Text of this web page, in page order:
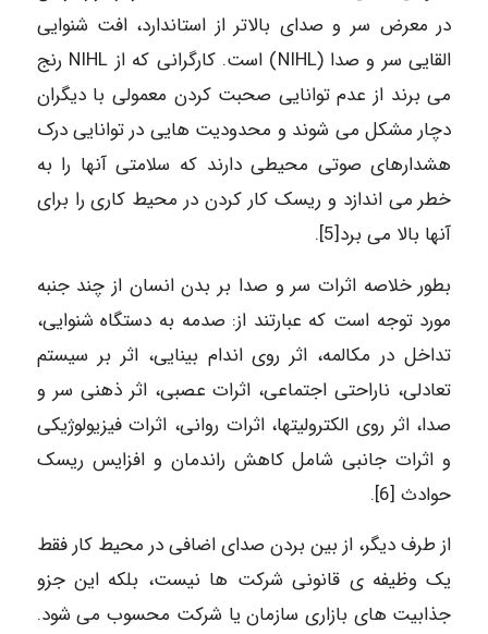
در معرض سر و صدای بالاتر از استاندارد، افت شنوایی
القایی سر و صدا (NIHL) است. کارگرانی که از NIHL رنج
می برند از عدم توانایی صحبت کردن معمولی با دیگران
دچار مشکل می شوند و محدودیت هایی در توانایی درک
هشدارهای صوتی محیطی دارند که سلامتی آنها را به
خطر می اندازد و ریسک کار کردن در محیط کاری را برای
آنها بالا می برد[5].
بطور خلاصه اثرات سر و صدا بر بدن انسان از چند جنبه
مورد توجه است که عبارتند از: صدمه به دستگاه شنوایی،
تداخل در مکالمه، اثر روی اندام بینایی، اثر بر سیستم
تعادلی، ناراحتی اجتماعی، اثرات عصبی، اثر ذهنی سر و
صدا، اثر روی الکترولیتها، اثرات روانی، اثرات فیزیولوژیکی
و اثرات جانبی شامل کاهش راندمان و افزایس ریسک
حوادث [6].
از طرف دیگر، از بین بردن صدای اضافی در محیط کار فقط
یک وظیفه ی قانونی شرکت ها نیست، بلکه این جزو
جذابیت های بازاری سازمان یا شرکت محسوب می شود.